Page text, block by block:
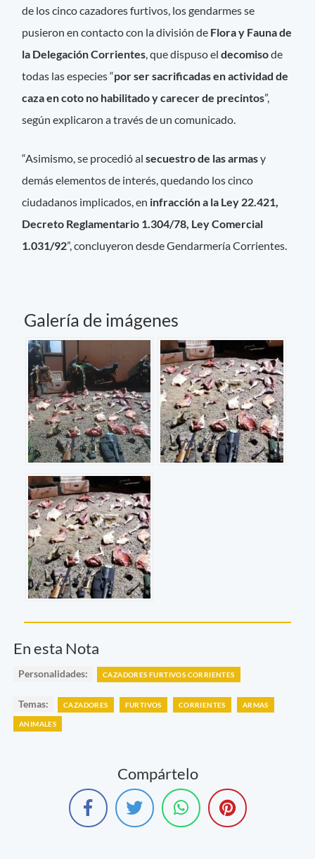
de los cinco cazadores furtivos, los gendarmes se
pusieron en contacto con la división de Flora y Fauna de
la Delegación Corrientes , que dispuso eldecomisode
todas las especies “por ser sacrificadas en actividad de
caza en coto no habilitado y carecer de precintos”,
según explicaron a través de un comunicado.
“Asimismo, se procedió alsecuestro de las armasy
demás elementos de interés, quedando los cinco
ciudadanos implicados, en infracción a la Ley 22.421,
Decreto Reglamentario 1.304/78, Ley Comercial
1.031/92”, concluyeron desde Gendarmería Corrientes.
Galería de imágenes
En esta Nota
Personalidades: CAZADORES FURTIVOS CORRIENTES
Temas: CAZADORES FURTIVOS CORRIENTES ARMAS
ANIMALES
Compártelo